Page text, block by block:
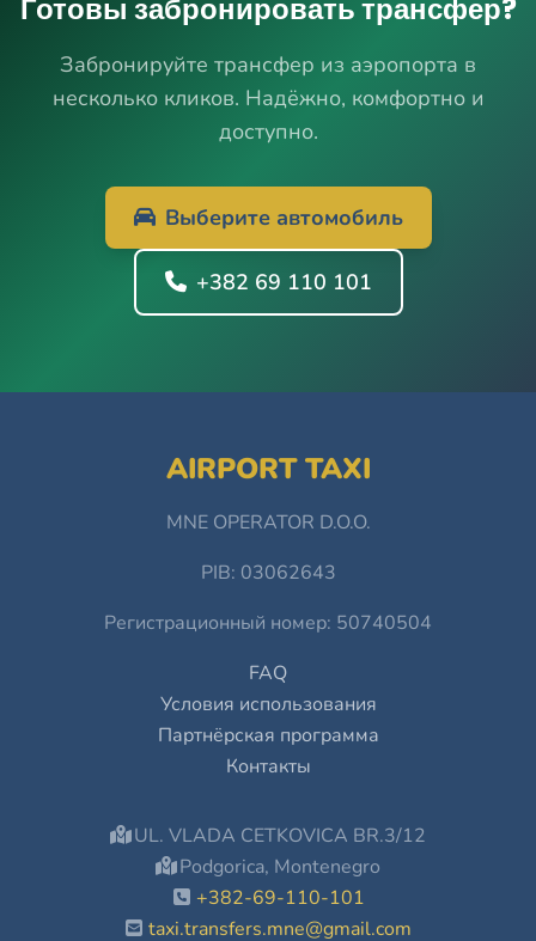
Готовы забронировать трансфер?
Забронируйте трансфер из аэропорта в
несколько кликов. Надёжно, комфортно и
доступно.
Выберите автомобиль
+382 69 110 101
AIRPORT TAXI
MNE OPERATOR D.O.O.
PIB: 03062643
Регистрационный номер: 50740504
FAQ
Условия использования
Партнёрская программа
Контакты
UL. VLADA CETKOVICA BR.3/12
Podgorica, Montenegro
+382-69-110-101
taxi.transfers.mne@gmail.com